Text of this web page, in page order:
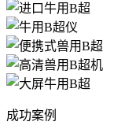
成功案例